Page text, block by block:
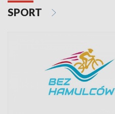
SPORT